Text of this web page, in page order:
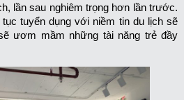
lần sau nghiêm trọng hơn lần trước.
tuyển dụng với niềm tin du lịch sẽ
ươm mầm những tài năng trẻ đầy